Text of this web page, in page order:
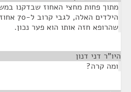
הילדים
שהרופא חזה אותו הוא פער נכון.
היו"ר דני דנון
ומה קרה?